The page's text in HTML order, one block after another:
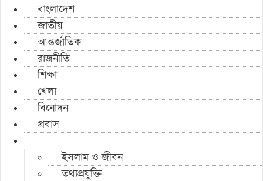
বাংলাদেশ
জাতীয়
আন্তর্জাতিক
রাজনীতি
শিক্ষা
খেলা
বিনোদন
প্রবাস
ইসলাম ও জীবন
তথ্যপ্রযুক্তি